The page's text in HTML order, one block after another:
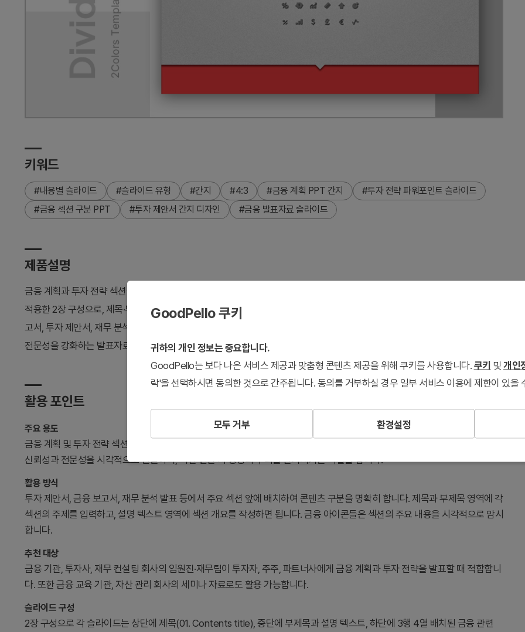
키워드
#내용별 슬라이드 #슬라이드 유형 #간지 #4:3 #금융 계획 PPT 간지
#투자 전략 파워포인트 슬라이드
#금융 섹션 구분 PPT
#투자 제안서 간지 디자인 #금융 발표자료 슬라이드
제품설명
금융 계획과 투자 전략 섹션을 구분하는 PPT 간지 슬라이드입니다. 다크그레이 배경에 화이트 타이포그래피와 레드 악센트 바를
적용한 2장 구성으로, 제목·부제목·설명 텍스트 영역과 금융 관련 아이콘 12개를 배치했습니다. 4:3 비율 PPTX 형식으로 금융 보
고서, 투자 제안서, 재무 분석 발표에서 섹션 전환 페이지로 즉시 활용 가능합니다. 파워포인트 프레젠테이션의 가독성을 높이고
전문성을 강화하는 발표자료 슬라이드입니다.
활용 포인트
주요 용도
금융 계획 및 투자 전략 섹션의 시작을 명확히 표시하는 간지 슬라이드입니다. 다크그레이와 레드 색상 조합으로 금융·투자 분야의
신뢰성과 전문성을 시각적으로 전달하며, 섹션 전환 시 청중의 주의를 환기시키는 역할을 합니다.
활용 방식
투자 제안서, 금융 보고서, 재무 분석 발표 등에서 주요 섹션 앞에 배치하여 콘텐츠 구분을 명확히 합니다. 제목과 부제목 영역에 각
섹션의 주제를 입력하고, 설명 텍스트 영역에 섹션 개요를 작성하면 됩니다. 금융 아이콘들은 섹션의 주요 내용을 시각적으로 암시
합니다.
추천 대상
금융 기관, 투자사, 재무 컨설팅 회사의 임원진·재무팀이 투자자, 주주, 파트너사에게 금융 계획과 투자 전략을 발표할 때 적합합니
다. 또한 금융 교육 기관, 자산 관리 회사의 세미나 자료로도 활용 가능합니다.
슬라이드 구성
2장 구성으로 각 슬라이드는 상단에 제목(01. Contents title), 중단에 부제목과 설명 텍스트, 하단에 3행 4열 배치된 금융 관련
GoodPello 쿠키
귀하의 개인 정보는 중요합니다.
GoodPello는 보다 나은 서비스 제공과 맞춤형 콘텐츠 제공을 위해 쿠키를 사용합니다. 쿠키 및 개인
락'을 선택하시면 동의한 것으로 간주됩니다. 동의를 거부하실 경우 일부 서비스 이용에 제한이 있을
모두 거부 환경설정